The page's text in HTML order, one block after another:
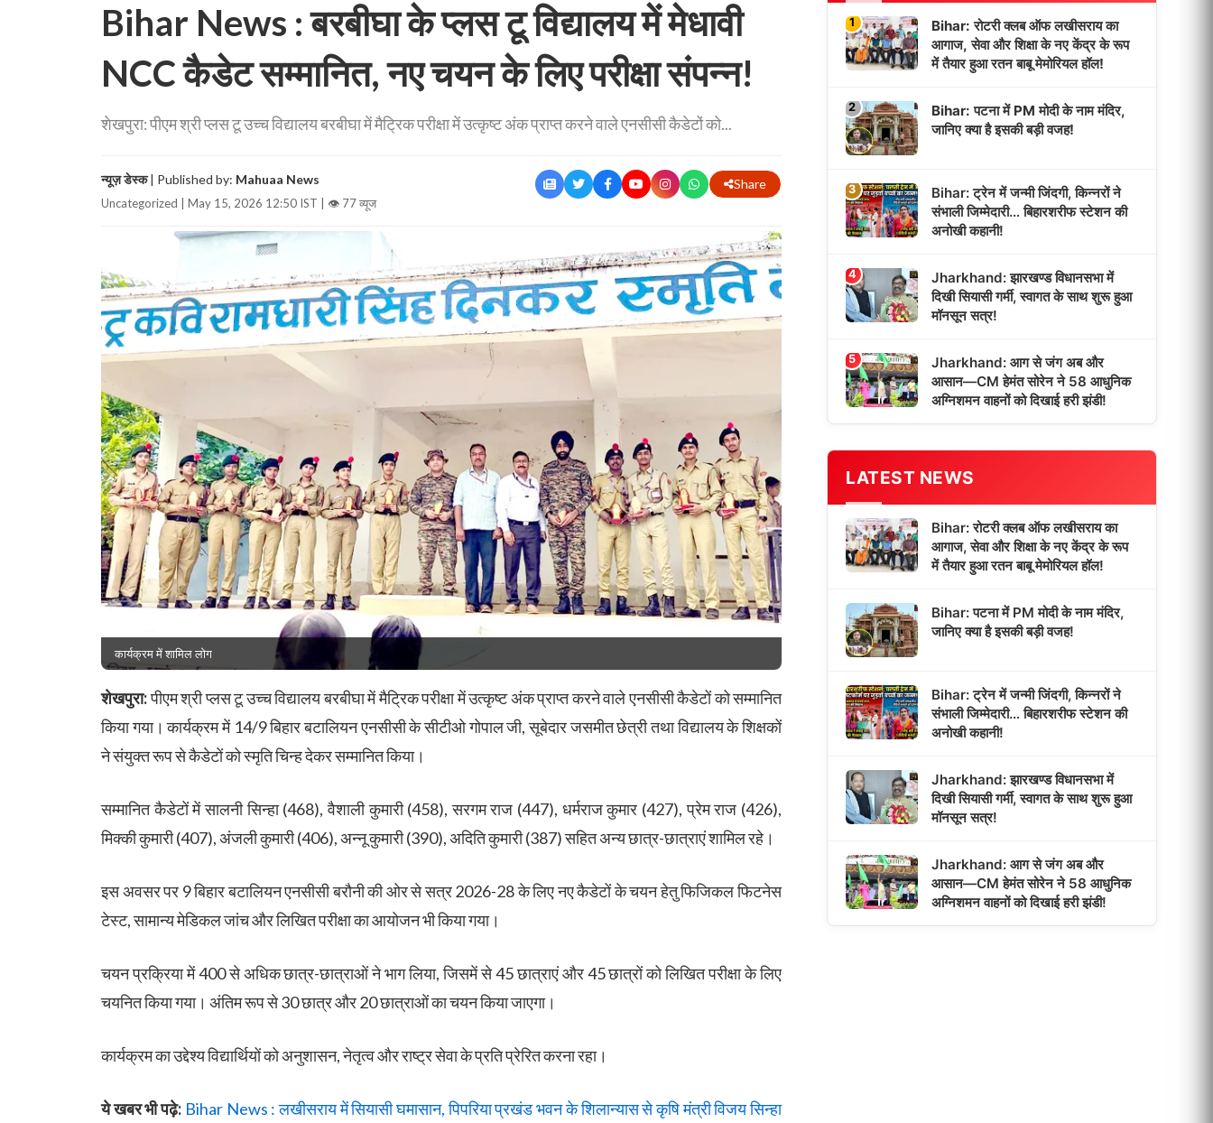
Bihar News : बरबीघा के प्लस टू विद्यालय में मेधावी
NCC कैडेट सम्मानित, नए चयन के लिए परीक्षा संपन्न!
शेखपुरा: पीएम श्री प्लस टू उच्च विद्यालय बरबीघा में मैट्रिक परीक्षा में उत्कृष्ट अंक प्राप्त करने वाले एनसीसी कैडेटों को...
न्यूज़ डेस्क| Published by: Mahuaa News
Uncategorized | May 15, 2026 12:50 IST | 👁 77 व्यूज
Share
कार्यक्रम में शामिल लोग
शेखपुरा:पीएम श्री प्लस टू उच्च विद्यालय बरबीघा में मैट्रिक परीक्षा में उत्कृष्ट अंक प्राप्त करने वाले एनसीसी कैडेटों को सम्मानित
किया गया। कार्यक्रम में 14/9 बिहार बटालियन एनसीसी के सीटीओ गोपाल जी, सूबेदार जसमीत छेत्री तथा विद्यालय के शिक्षकों
ने संयुक्त रूप से कैडेटों को स्मृति चिन्ह देकर सम्मानित किया।
सम्मानित कैडेटों में सालनी सिन्हा (468), वैशाली कुमारी (458), सरगम राज (447), धर्मराज कुमार (427), प्रेम राज (426),
मिक्की कुमारी (407), अंजली कुमारी (406), अन्नू कुमारी (390), अदिति कुमारी (387) सहित अन्य छात्र-छात्राएं शामिल रहे।
इस अवसर पर 9 बिहार बटालियन एनसीसी बरौनी की ओर से सत्र 2026-28 के लिए नए कैडेटों के चयन हेतु फिजिकल फिटनेस
टेस्ट, सामान्य मेडिकल जांच और लिखित परीक्षा का आयोजन भी किया गया।
चयन प्रक्रिया में 400 से अधिक छात्र-छात्राओं ने भाग लिया, जिसमें से 45 छात्राएं और 45 छात्रों को लिखित परीक्षा के लिए
चयनित किया गया। अंतिम रूप से 30 छात्र और 20 छात्राओं का चयन किया जाएगा।
कार्यक्रम का उद्देश्य विद्यार्थियों को अनुशासन, नेतृत्व और राष्ट्र सेवा के प्रति प्रेरित करना रहा।
ये खबर भी पढ़े: Bihar News : लखीसराय में सियासी घमासान, पिपरिया प्रखंड भवन के शिलान्यास से कृषि मंत्री विजय सिन्हा
1
Bihar: रोटरी क्लब ऑफ लखीसराय का
आगाज, सेवा और शिक्षा के नए केंद्र के रूप
में तैयार हुआ रतन बाबू मेमोरियल हॉल!
2
Bihar: पटना में PM मोदी के नाम मंदिर,
जानिए क्या है इसकी बड़ी वजह!
3
Bihar: ट्रेन में जन्मी जिंदगी, किन्नरों ने
संभाली जिम्मेदारी… बिहारशरीफ स्टेशन की
अनोखी कहानी!
4
Jharkhand: झारखण्ड विधानसभा में
दिखी सियासी गर्मी, स्वागत के साथ शुरू हुआ
मॉनसून सत्र!
5
Jharkhand: आग से जंग अब और
आसान—CM हेमंत सोरेन ने 58 आधुनिक
अग्निशमन वाहनों को दिखाई हरी झंडी!
LATEST NEWS
Bihar: रोटरी क्लब ऑफ लखीसराय का
आगाज, सेवा और शिक्षा के नए केंद्र के रूप
में तैयार हुआ रतन बाबू मेमोरियल हॉल!
Bihar: पटना में PM मोदी के नाम मंदिर,
जानिए क्या है इसकी बड़ी वजह!
Bihar: ट्रेन में जन्मी जिंदगी, किन्नरों ने
संभाली जिम्मेदारी… बिहारशरीफ स्टेशन की
अनोखी कहानी!
Jharkhand: झारखण्ड विधानसभा में
दिखी सियासी गर्मी, स्वागत के साथ शुरू हुआ
मॉनसून सत्र!
Jharkhand: आग से जंग अब और
आसान—CM हेमंत सोरेन ने 58 आधुनिक
अग्निशमन वाहनों को दिखाई हरी झंडी!